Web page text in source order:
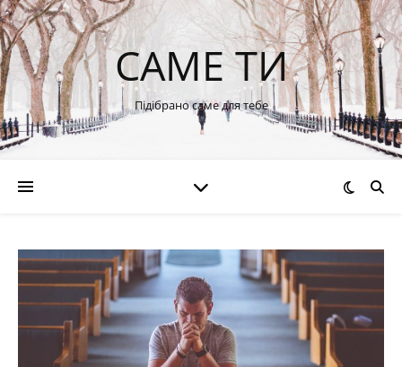
САМЕ ТИ
Підібрано саме для тебе